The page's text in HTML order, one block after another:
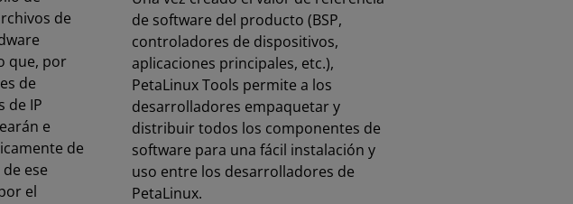
de
que, por
de
de IP
e
de
ese
el
de software del producto (BSP,
controladores de dispositivos,
aplicaciones principales, etc.),
PetaLinux Tools permite a los
desarrolladores empaquetar y
distribuir todos los componentes de
software para una fácil instalación y
uso entre los desarrolladores de
PetaLinux.